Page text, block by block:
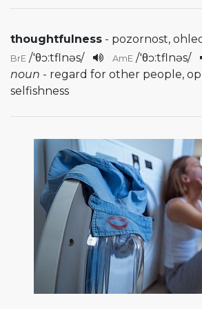
thoughtfulness - pozornost,
BrE /'θɔ:tflnəs/ AmE /'θɔ:tflnəs/
noun - regard for other people,
selfishness